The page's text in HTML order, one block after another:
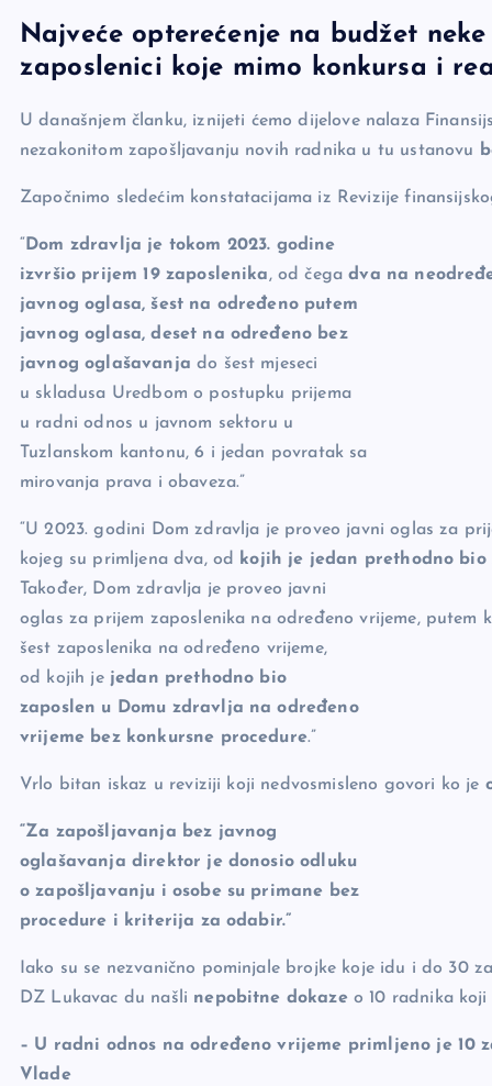
c
e
b
o
o
p
y
Li
n
se
n
g
er
er ar
e
Najveće opterećenje na budžet
zaposlenici koje mimo konkursa i
U današnjem članku, iznijeti ćemo dijelove nalaza
nezakonitom zapošljavanju novih radnika u tu ustanovu
Započnimo sledećim konstatacijama iz Revizije
“Dom zdravlja je tokom 2023. godine
izvršio prijem 19 zaposlenika, od čegadva na
javnog oglasa, šest na određeno putem
javnog oglasa, deset na određeno bez
javnog oglašavanja do šest mjeseci
u skladusa Uredbom o postupku prijema
u radni odnos u javnom sektoru u
Tuzlanskom kantonu, 6 i jedan povratak sa
mirovanja prava i obaveza.”
“U 2023. godini Dom zdravlja je proveo javni oglas za
kojeg su primljena dva, od kojih je jedan prethodno bio
Također, Dom zdravlja je proveo javni
oglas za prijem zaposlenika na određeno vrijeme, putem
šest zaposlenika na određeno vrijeme,
od kojih je jedan prethodno bio
zaposlen u Domu zdravlja na određeno
vrijeme bez konkursne procedure.”
Vrlo bitan iskaz u reviziji koji nedvosmisleno govori ko je
“Za zapošljavanja bez javnog
oglašavanja direktor je donosio odluku
o zapošljavanju i osobe su primane bez
procedure i kriterija za odabir.”
Iako su se nezvanično pominjale brojke koje idu i do 30
DZ Lukavac du našli nepobitne dokazeo 10 radnika koji
– U radni odnos na određeno vrijeme primljeno je 10
Vlade